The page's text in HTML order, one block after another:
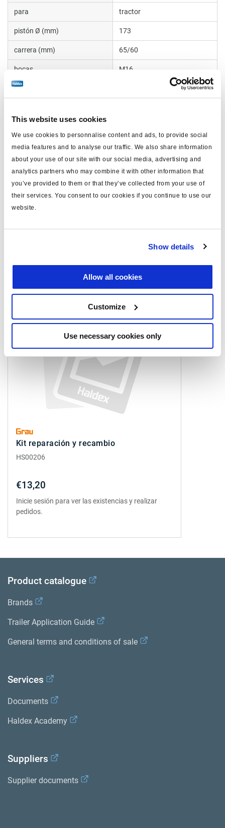
This website uses cookies
We use cookies to personnalise content and ads, to provide social
media features and to analyse our traffic. We also share information
about your use of our site with our social media, advertising and
analytics partners who may combine it with other information that
you’ve provided to them or that they’ve collected from your use of
their services. You consent to our cookies if you continue to use our
website.
Show details
Allow all cookies
Customize
Use necessary cookies only
para tractor
pistón Ø (mm) 173
carrera (mm) 65/60
bocas M16
Rosca vástago empuje
Vástago de empuje (mm) 15
nota Solo recambio
Vea todas las publicaciones relacionadas en nuestra
Productos relacionados
Kit reparación y recambio
HS00206
€13,20
Inicie sesión para ver las existencias y realizar
pedidos.
Product catalogue
Brands
Trailer Application Guide
General terms and conditions of sale
Services
Documents
Haldex Academy
Suppliers
Supplier documents